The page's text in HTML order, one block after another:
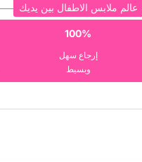
عالم ملابس الاطفال بين يديك
100%
إرجاع سهل
وبسيط